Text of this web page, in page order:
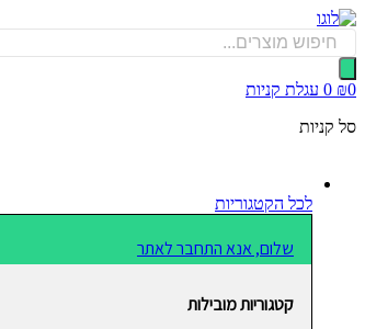
דלג
לתוכן
Products
search
₪0
0 עגלת קניות
סל קניות
לכל הקטגוריות
שלום, אנא התחבר לאתר
קטגוריות מובילות